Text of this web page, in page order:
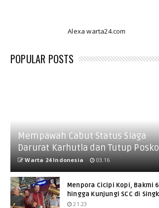
Alexa warta24.com
POPULAR POSTS
Mempawah Cabut Status Siaga
Darurat Karhutla dan Tutup
Warta 24 Indonesia 03.16
Menpora Cicipi Kopi, Bakmi
hingga Kunjungi SCC di
21.23